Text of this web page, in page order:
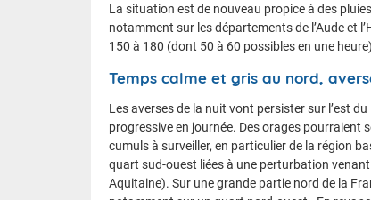
La situation est de nouveau propice à des
notamment sur les départements de l’Aude et
150 à 180 (dont 50 à 60 possibles en une
Temps calme et gris au nord,
Les averses de la nuit vont persister sur l’est
progressive en journée. Des orages pourraient
cumuls à surveiller, en particulier de la région
quart sud-ouest liées à une perturbation
Aquitaine). Sur une grande partie nord de la